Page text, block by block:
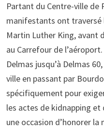
Partant du Centre-ville de
manifestants ont traversé
Martin Luther King, avant
au Carrefour de
Delmas jusqu’à Delmas
ville en passant par
spécifiquement pour
les actes de kidnapping et
une occasion d’honorer